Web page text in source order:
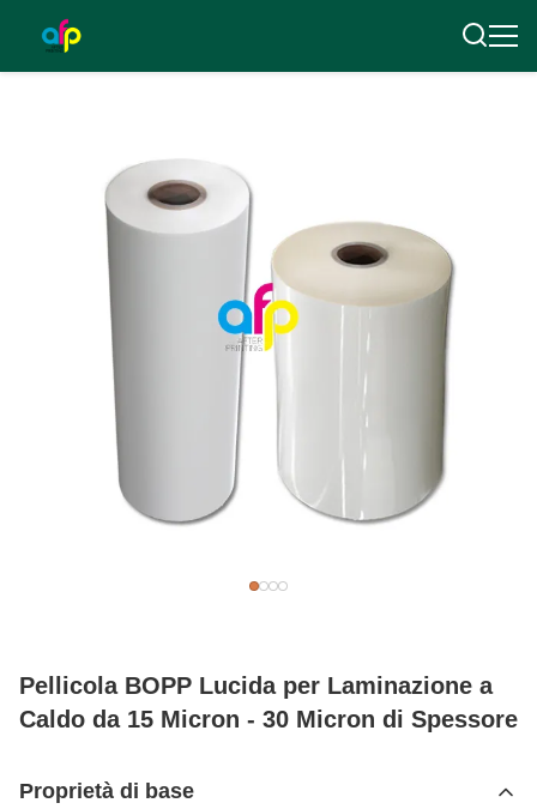
Pellicola BOPP Lucida per Laminazione a
Caldo da 15 Micron - 30 Micron di Spessore
Proprietà di base